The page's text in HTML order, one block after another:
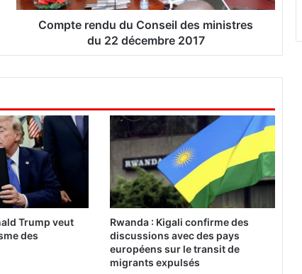
n
d
n
s
e
l
d
e
s
m
Compte rendu du Conseil des ministres
du 22 décembre 2017
Trump veut
des
Rwanda : Kigali confirme des
discussions avec des pays
européens sur le transit de
migrants expulsés